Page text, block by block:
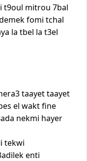
t9oul mitrou 7bal
fomi tchal
la tbel la t3el
taayet taayet
el wakt fine
nekmi hayer
tekwi
enti